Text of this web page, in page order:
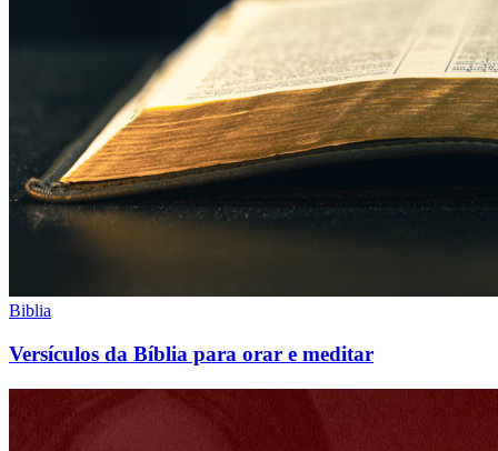
Biblia
Versículos da Bíblia para orar e meditar